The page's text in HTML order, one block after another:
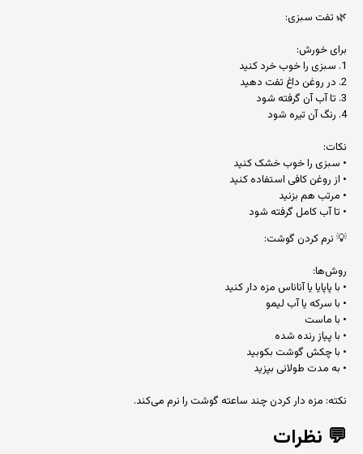
🌿 تفت سبزی:
برای خورش:
1. سبزی را خوب خرد کنید
2. در روغن داغ تفت دهید
3. تا آب آن گرفته شود
4. رنگ آن تیره شود
نکات:
• سبزی را خوب خشک کنید
• از روغن کافی استفاده کنید
• مرتب هم بزنید
• تا آب کامل گرفته شود
💡 نرم کردن گوشت:
روش‌ها:
• با پاپایا یا آناناس مزه دار کنید
• با سرکه یا آب لیمو
• با ماست
• با پیاز رنده شده
• با چکش گوشت بکوبید
• به مدت طولانی بپزید
نکته: مزه دار کردن چند ساعته گوشت را نرم می‌کند.
💬 نظرات